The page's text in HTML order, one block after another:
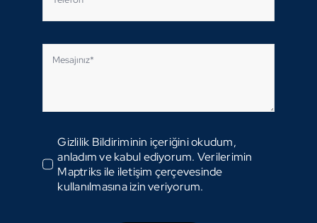
Gizlilik Bildiriminin içeriğini okudum,
anladım ve kabul ediyorum. Verilerimin
Maptriks ile iletişim çerçevesinde
kullanılmasına izin veriyorum.